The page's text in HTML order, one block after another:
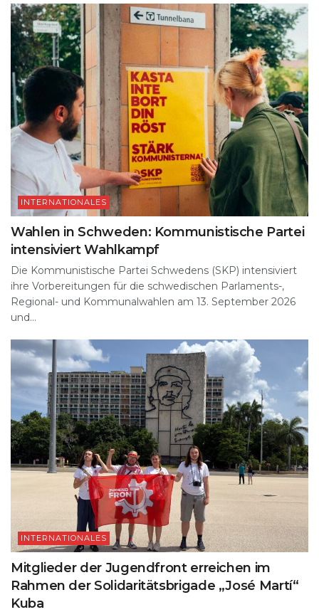
INTERNATIONALES
Wahlen in Schweden: Kommunistische Partei
intensiviert Wahlkampf
Die Kommunistische Partei Schwedens (SKP) intensiviert
ihre Vorbereitungen für die schwedischen Parlaments-,
Regional- und Kommunalwahlen am 13. September 2026
und...
INTERNATIONALES
Mitglieder der Jugendfront erreichen im
Rahmen der Solidaritätsbrigade „José Martí“
Kuba